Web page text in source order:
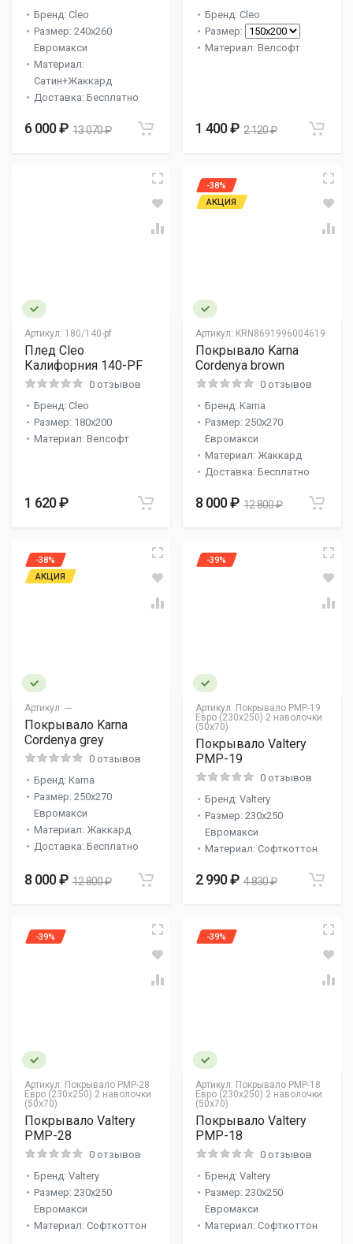
Бренд: Cleo
Размер: 240x260
Евромакси
Материал:
Сатин+Жаккард
Доставка: Бесплатно
6 000 ₽ 13 070 ₽
Бренд: Cleo
Размер:
Материал: Велсофт
1 400 ₽ 2 120 ₽
Артикул: 180/140-pf
Плед Cleo
Калифорния 140-PF
0 отзывов
Бренд: Cleo
Размер: 180x200
Материал: Велсофт
1 620 ₽
Артикул: KRN8691996004619
-38%
АКЦИЯ
Покрывало Karna
Cordenya brown
0 отзывов
Бренд: Karna
Размер: 250x270
Евромакси
Материал: Жаккард
Доставка: Бесплатно
8 000 ₽ 12 800 ₽
Артикул: ---
-38%
АКЦИЯ
Покрывало Karna
Cordenya grey
0 отзывов
Бренд: Karna
Размер: 250x270
Евромакси
Материал: Жаккард
Доставка: Бесплатно
8 000 ₽ 12 800 ₽
Артикул: Покрывало PMP-19
Евро (230х250) 2 наволочки
(50х70)
-39%
Покрывало Valtery
PMP-19
0 отзывов
Бренд: Valtery
Размер: 230x250
Евромакси
Материал: Софткоттон
2 990 ₽ 4 830 ₽
Артикул: Покрывало PMP-28
Евро (230х250) 2 наволочки
(50х70)
-39%
Покрывало Valtery
PMP-28
0 отзывов
Бренд: Valtery
Размер: 230x250
Евромакси
Материал: Софткоттон
Артикул: Покрывало PMP-18
Евро (230х250) 2 наволочки
(50х70)
-39%
Покрывало Valtery
PMP-18
0 отзывов
Бренд: Valtery
Размер: 230x250
Евромакси
Материал: Софткоттон